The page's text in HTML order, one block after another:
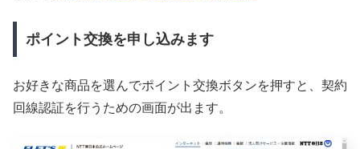
ポイント交換を申し込みます
お好きな商品を選んでポイント交換ボタンを押すと、契約
回線認証を行うための画面が出ます。